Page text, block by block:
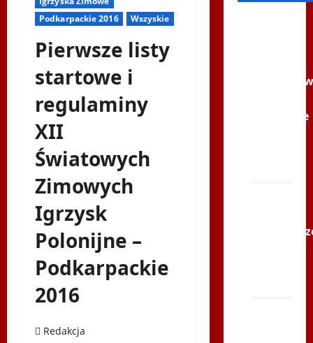
Podkarpackie 2016
Wszyskie
Pierwsze listy
startowe i
regulaminy
XII
Światowych
Zimowych
Igrzysk
Polonijne –
Podkarpackie
2016
Redakcja
Siatkówce